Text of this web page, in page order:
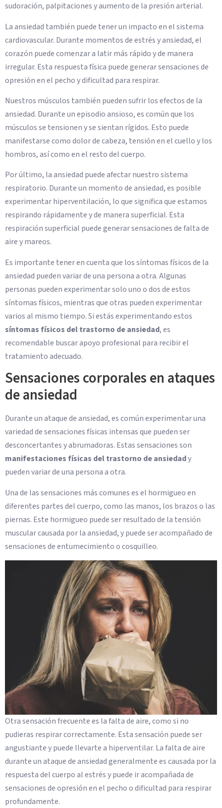
sudoración, palpitaciones y aumento de la presión arterial.
La ansiedad también puede tener un impacto en el sistema
cardiovascular. Durante momentos de estrés y ansiedad, el
corazón puede comenzar a latir más rápido y de manera
irregular. Esta respuesta física puede generar sensaciones de
opresión en el pecho y dificultad para respirar.
Nuestros músculos también pueden sufrir los efectos de la
ansiedad. Durante un episodio ansioso, es común que los
músculos se tensionen y se sientan rígidos. Esto puede
manifestarse como dolor de cabeza, tensión en el cuello y los
hombros, así como en el resto del cuerpo.
Por último, la ansiedad puede afectar nuestro sistema
respiratorio. Durante un momento de ansiedad, es posible
experimentar hiperventilación, lo que significa que estamos
respirando rápidamente y de manera superficial. Esta
respiración superficial puede generar sensaciones de falta de
aire y mareos.
Es importante tener en cuenta que los síntomas físicos de la
ansiedad pueden variar de una persona a otra. Algunas
personas pueden experimentar solo uno o dos de estos
síntomas físicos, mientras que otras pueden experimentar
varios al mismo tiempo. Si estás experimentando estos
síntomas físicos del trastorno de ansiedad, es
recomendable buscar apoyo profesional para recibir el
tratamiento adecuado.
Sensaciones corporales en ataques
de ansiedad
Durante un ataque de ansiedad, es común experimentar una
variedad de sensaciones físicas intensas que pueden ser
desconcertantes y abrumadoras. Estas sensaciones son
manifestaciones físicas del trastorno de ansiedady
pueden variar de una persona a otra.
Una de las sensaciones más comunes es el hormigueo en
diferentes partes del cuerpo, como las manos, los brazos o las
piernas. Este hormigueo puede ser resultado de la tensión
muscular causada por la ansiedad, y puede ser acompañado de
sensaciones de entumecimiento o cosquilleo.
Otra sensación frecuente es la falta de aire, como si no
pudieras respirar correctamente. Esta sensación puede ser
angustiante y puede llevarte a hiperventilar. La falta de aire
durante un ataque de ansiedad generalmente es causada por la
respuesta del cuerpo al estrés y puede ir acompañada de
sensaciones de opresión en el pecho o dificultad para respirar
profundamente.